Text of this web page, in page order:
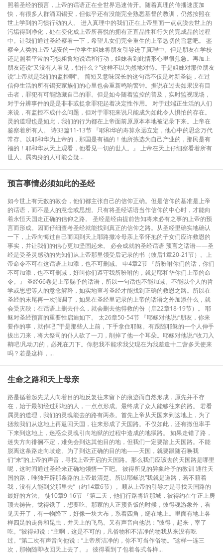
照着圣经的预言，上帝的话语正在全世界迅速传开。随着真理的传播速度加
快，有很多人群涌回锡安，但似乎还有没能完全熟悉基督的教训，仍然按照在
世上学到的习惯行动的人。 进入真理中的我们正在上帝里面一点点脱去世上的
污垢得到净化，处在变化成上帝所喜悦的拥有正直品性和行为的完成品的过程
中。让我们通过圣经察看一下，希望儿女们完全重生的上帝恳切的旨意吧。 鉴
察全人类的上帝 锡安的一位学生姐妹将朋友引导进了真理中。但是朋友在学校
还是照着平常的习惯粗鲁地说话和行动，姐妹看到此情形心里很焦急。再加上
朋友还说“又没有人看见，怕什么？”这样不以为然地对待。于是姐妹对那位朋友
说“上帝就是我们的监控啊”。 简短又意味深长的这句话不仅是对新圣徒，在过
信仰生活的所有锡安家族们的心里也会重新鸣响警钟。据说在过去如果没有目
击者，罪犯有可能隐藏自己的罪。但是如今随着监控的普及，实时监视现场，
对于分辨事件的是是非非或捉拿罪犯起着决定性作用。 对于过端正生活的人们
来说，有监控不成什么问题，但对于罪犯来说只能成为如此令人惧怕的存在。
灵的道理也是如此，我们的行为都在上帝面前原原本本地被记录下来。上帝在
鉴察着所有人。 诗33篇11-13节 『耶和华的寿算永远立定，他心中的思念万代
常存。以耶和华为上帝的，那国是有福的！他所拣选为自己产业的，那民是有
福的！耶和华从天上观看，他看见一切的世人。』 上帝在天上仔细察看着所有
世人。属肉身的人可能会疑...
预言事情必须如此的圣经
如今世上有无数的教会，他们都主张自己的信仰正确。但是信仰的基准是上帝
的话语，而不是人的意念或思想。只有将圣经话语当作信仰的中心时，才能向
着永恒天国走正确的信仰之路。 圣经是经由提前告知将来必有之事的上帝的预
言而形成。因而仔细查考圣经就能找到真正的信仰之路。从圣经里确实地确认
一下，上帝向悔过自己而回到天上耶路撒冷母亲上帝怀抱的子女们应许救恩的
事实，并让我们的信心更加坚固起来。 必会成就的圣经话语 预言之话语——圣
经是受圣灵感动的先知们从上帝那里领受后记录的书（彼后1章20-21节）。上
帝命令不可在这话语上加添，也不可删减。 申4章2节 『所吩咐你们的话，你们
不可加添，也不可删减，好叫你们遵守我所吩咐的，就是耶和华你们上帝的命
令。』 圣经66卷是上帝赐予的话语，所以一句话也不能加减。不能以个人的哲
学或思想等人的意念解释，如实地查考圣经才能找到正确的救恩之路。所以在
圣经的末尾再一次强调了，如果在圣经里记录的上帝的话语之外加添什么，就
会受灾殃；在话语上删去什么，就会删去他得救的份（启22章18-19节）。 耶
稣对圣经预言的重要性启迪如下。 太26章50-54节 『耶稣对他说:“朋友，你来
要作的事，就作吧!”于是那些人上前，下手拿住耶稣。有跟随耶稣的一个人伸手
拔出刀来，将大祭司的仆人砍了一刀，削掉了他一个耳朵。耶稣对他说:“收刀入
鞘吧!凡动刀的，必死在刀下。你想我不能求我父现在为我差遣十二营多天使来
吗？若是这样，...
生命之路和天上母亲
路是循着起先某人向着目的地反复往来留下的痕迹而自然形成，原先并不存
在，始于最初经过那地的人，一点点形成。最终成了众人能够往来的路。 若看
属灵的道理，我们的灵魂能去的路有两条。首先上帝从天国来到这地上，为了
拯救我们从这地上再返回天国，往来形成了天国路。不仅如此，还有撒但率手
下来到这地上，迷惑众灵魂引向地狱的过程中造成的地狱路。 如果走错了路，
迷失方向徘徊不定，难免会到达其他目的地，但我们一定要踏上天国路。不能
脱离这条路走向歧途。为了到达正确的目的地——天国，就要跟随召唤我
们“来”的上帝的声音，寻找上帝开启的天国路。那么我们应该去的天国路是哪里
呢，这时间通过圣经来正确地领悟一下吧。 彼得所见的异象给予的教训 通往天
国的路，唯独开辟那条路的上帝最清楚。所以耶稣说“我就是道路，若不藉着
我，没有人能到父那里去”（约14章6节）。顺从上帝的引导才是寻找天国路的
最好的方法。 徒10章9-16节 『第二天，他们行路将近那城，彼得约在午正上房
顶去祷告。觉得饿了，想要吃。那家的人正预备饭的时候，彼得魂游象外，看
见天开了，有一物降下，好像一块大布，系着四角，缒在地上。里面有地上各
样四足的走兽和昆虫，并天上的飞鸟。又有声音向他说：“彼得，起来，宰了
吃。”彼得却说：“主啊，这是不可的，凡俗物和不洁净的物我从来没有吃
过。”第二次有声音向他说：“上帝所洁净的，你不可当作俗物。”这样一连三
次，那物随即收回天上去了。』 彼得看到了包着各式各样...